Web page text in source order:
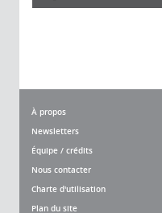
À propos
Newsletters
Équipe / crédits
Nous contacter
Charte d'utilisation
Plan du site